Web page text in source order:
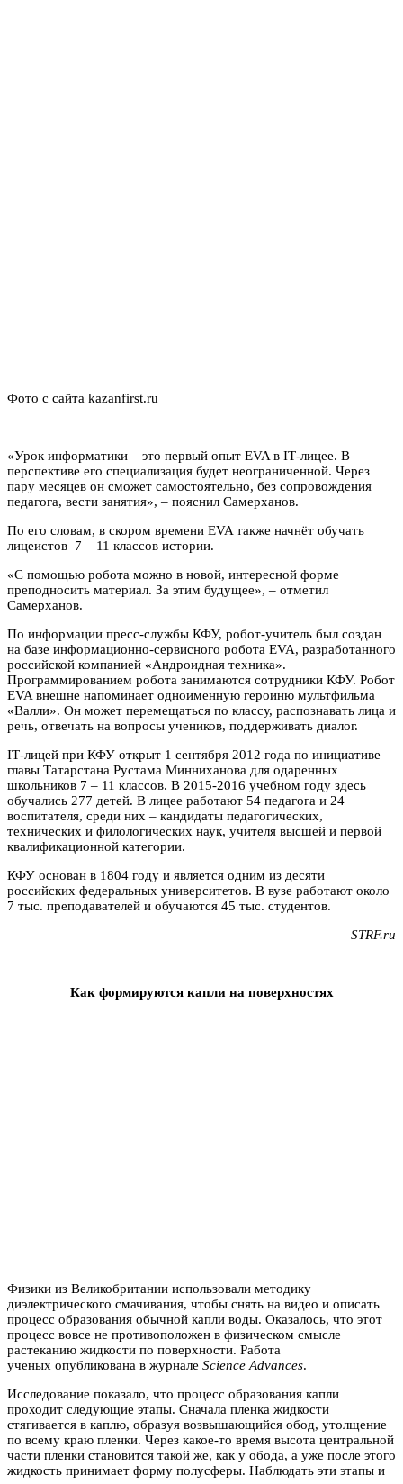
Фото с сайта kazanfirst.ru
«Урок информатики – это первый опыт EVA в IТ-лицее. В
перспективе его специализация будет неограниченной. Через
пару месяцев он сможет самостоятельно, без сопровождения
педагога, вести занятия», – пояснил Самерханов.
По его словам, в скором времени EVA также начнёт обучать
лицеистов 7 – 11 классов истории.
«С помощью робота можно в новой, интересной форме
преподносить материал. За этим будущее», – отметил
Самерханов.
По информации пресс-службы КФУ, робот-учитель был создан
на базе информационно-сервисного робота EVA, разработанного
российской компанией «Андроидная техника».
Программированием робота занимаются сотрудники КФУ. Робот
EVA внешне напоминает одноименную героиню мультфильма
«Валли». Он может перемещаться по классу, распознавать лица и
речь, отвечать на вопросы учеников, поддерживать диалог.
IТ-лицей при КФУ открыт 1 сентября 2012 года по инициативе
главы Татарстана Рустама Минниханова для одаренных
школьников 7 – 11 классов. В 2015-2016 учебном году здесь
обучались 277 детей. В лицее работают 54 педагога и 24
воспитателя, среди них – кандидаты педагогических,
технических и филологических наук, учителя высшей и первой
квалификационной категории.
КФУ основан в 1804 году и является одним из десяти
российских федеральных университетов. В вузе работают около
7 тыс. преподавателей и обучаются 45 тыс. студентов.
STRF.ru
Как формируются капли на поверхностях
Физики из Великобритании использовали методику
диэлектрического смачивания, чтобы снять на видео и описать
процесс образования обычной капли воды. Оказалось, что этот
процесс вовсе не противоположен в физическом смысле
растеканию жидкости по поверхности. Работа
ученых опубликована в журнале Science Advances.
Исследование показало, что процесс образования капли
проходит следующие этапы. Сначала пленка жидкости
стягивается в каплю, образуя возвышающийся обод, утолщение
по всему краю пленки. Через какое-то время высота центральной
части пленки становится такой же, как у обода, а уже после этого
жидкость принимает форму полусферы. Наблюдать эти этапы и